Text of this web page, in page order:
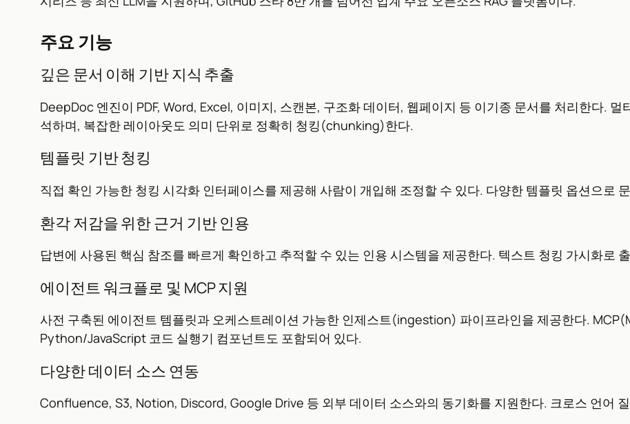
주요 기능
깊은 문서 이해 기반 지식 추출
DeepDoc 엔진이 PDF, Word, Excel, 이미지, 스캔본, 구조화 데이터, 웹페이지 등 이기종 문서를 처리한다. 멀
석하며, 복잡한 레이아웃도 의미 단위로 정확히 청킹(chunking)한다.
템플릿 기반 청킹
직접 확인 가능한 청킹 시각화 인터페이스를 제공해 사람이 개입해 조정할 수 있다. 다양한 템플릿 옵션으로
환각 저감을 위한 근거 기반 인용
답변에 사용된 핵심 참조를 빠르게 확인하고 추적할 수 있는 인용 시스템을 제공한다. 텍스트 청킹 가시화로
에이전트 워크플로 및 MCP 지원
사전 구축된 에이전트 템플릿과 오케스트레이션 가능한 인제스트(ingestion) 파이프라인을 제공한다.
Python/JavaScript 코드 실행기 컴포넌트도 포함되어 있다.
다양한 데이터 소스 연동
Confluence, S3, Notion, Discord, Google Drive 등 외부 데이터 소스와의 동기화를 지원한다. 크로스 언어